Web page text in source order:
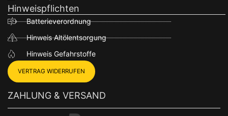
Hinweispflichten
Batterieverordnung
Hinweis Altölentsorgung
Hinweis Gefahrstoffe
VERTRAG WIDERRUFEN
ZAHLUNG & VERSAND